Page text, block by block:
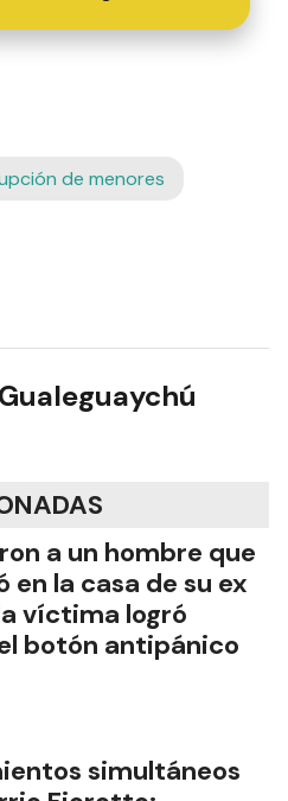
de menores
a un hombre que
en la casa de su ex
víctima logró
botón antipánico
simultáneos